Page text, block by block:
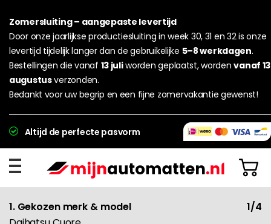
Zomersluiting – aangepaste levertijd
Door onze jaarlijkse productiesluiting in week 30, 31 en 32 is onze
levertijd tijdelijk langer dan de gebruikelijke 5–8 werkdagen.
Bestellingen die vanaf 13 juliworden geplaatst, wordenvanaf 13
augustusverzonden.
Bedankt voor uw begrip en een fijne zomervakantie gewenst!
Altijd de perfecte pasvorm
1. Gekozen merk & model
1/4